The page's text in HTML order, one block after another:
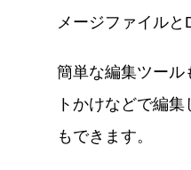
メージファイルと
簡単な編集ツール
トかけなどで編
もできます。